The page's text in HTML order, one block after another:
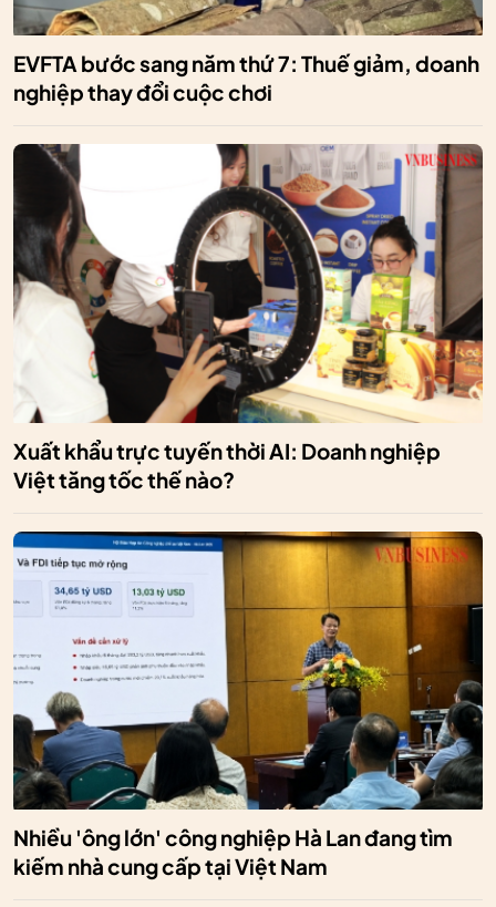
EVFTA bước sang năm thứ 7: Thuế giảm, doanh
nghiệp thay đổi cuộc chơi
Xuất khẩu trực tuyến thời AI: Doanh nghiệp
Việt tăng tốc thế nào?
Nhiều 'ông lớn' công nghiệp Hà Lan đang tìm
kiếm nhà cung cấp tại Việt Nam